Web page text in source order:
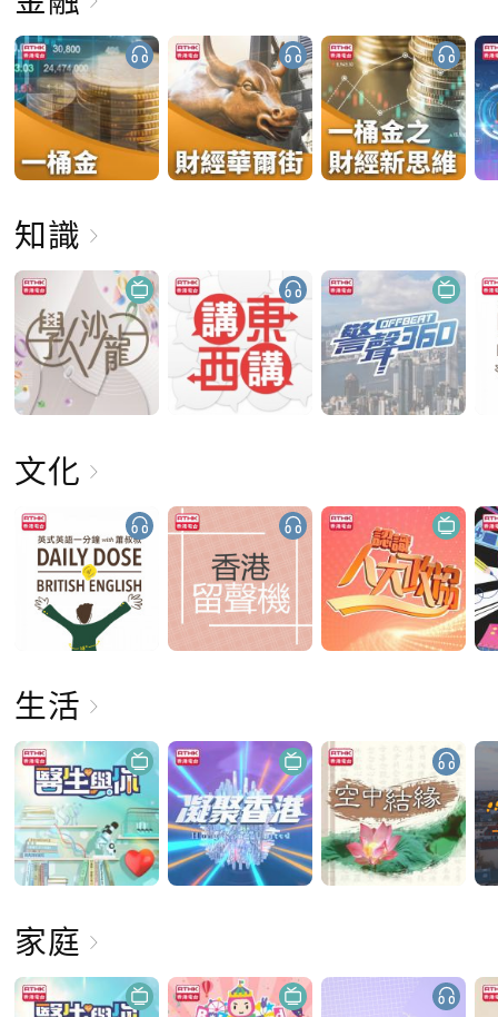
知識
文化
生活
家庭